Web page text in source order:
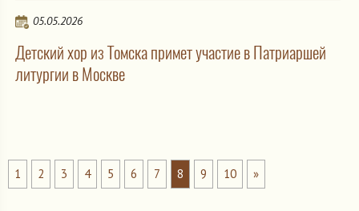
05.05.2026
Детский хор из Томска примет участие в Патриаршей
литургии в Москве
1 2 3 4 5 6 7 8 9 10 »